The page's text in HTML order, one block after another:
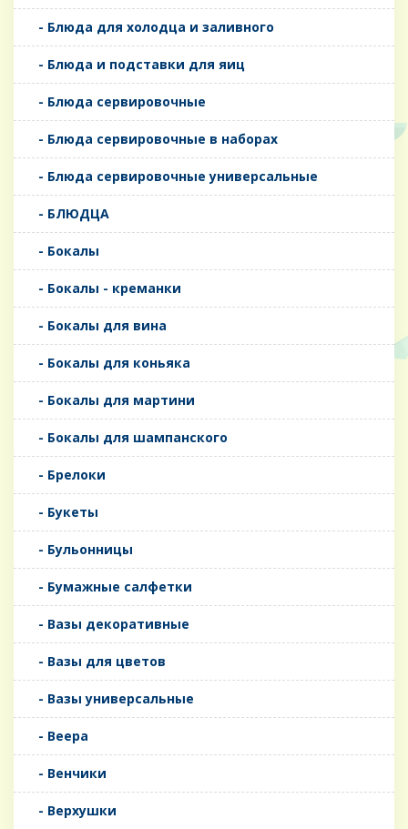
- Блюда для холодца и заливного
- Блюда и подставки для яиц
- Блюда сервировочные
- Блюда сервировочные в наборах
- Блюда сервировочные универсальные
- БЛЮДЦА
- Бокалы
- Бокалы - креманки
- Бокалы для вина
- Бокалы для коньяка
- Бокалы для мартини
- Бокалы для шампанского
- Брелоки
- Букеты
- Бульонницы
- Бумажные салфетки
- Вазы декоративные
- Вазы для цветов
- Вазы универсальные
- Веера
- Венчики
- Верхушки